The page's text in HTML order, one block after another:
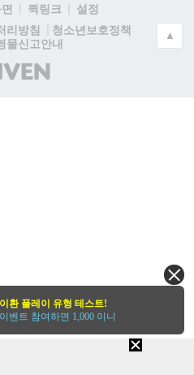
퀵링크
설정
리방침
청소년보호정책
물신고안내
(주)
인
▲
이환 플레이 유형 테스트!
이벤트 참여하면 1,000 이니